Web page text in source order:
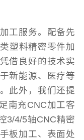
工服务。配备先
塑料精密零件加
借良好的技术实
新能源、医疗等
此外，我们还提
南充CNC加工客
3/4/5轴CNC精密
板加工、表面处